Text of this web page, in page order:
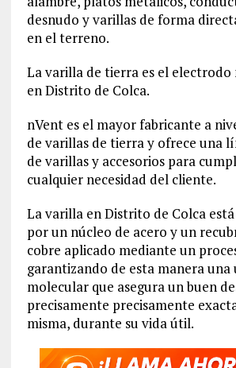
desnudo y varillas de forma
en el terreno.
La varilla de tierra es el electrodo
en Distrito de Colca.
nVent es el mayor fabricante a
de varillas de tierra y ofrece una
de varillas y accesorios para
cualquier necesidad del cliente.
La varilla en Distrito de Colca
por un núcleo de acero y un
cobre aplicado mediante un
garantizando de esta manera una
molecular que asegura un buen
precisamente precisamente
misma, durante su vida útil.